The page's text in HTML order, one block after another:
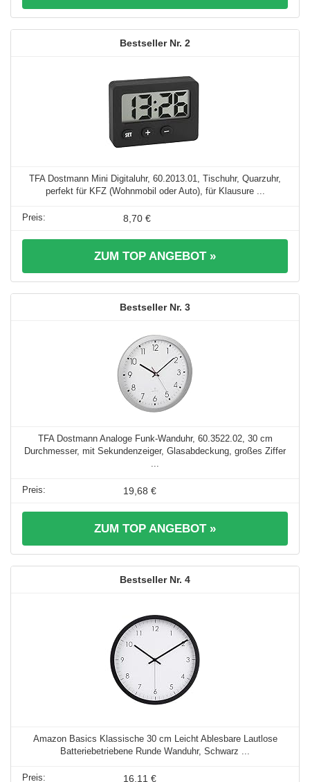
2
TFA Dostmann Mini Digitaluhr, 60.2013.01, Tischuhr, Quarzuhr,
perfekt für KFZ (Wohnmobil oder Auto), für Klausure ...
8,70 €
ZUM TOP ANGEBOT »
3
TFA Dostmann Analoge Funk-Wanduhr, 60.3522.02, 30 cm
Durchmesser, mit Sekundenzeiger, Glasabdeckung, großes Ziffer
...
19,68 €
ZUM TOP ANGEBOT »
4
Amazon Basics Klassische 30 cm Leicht Ablesbare Lautlose
Batteriebetriebene Runde Wanduhr, Schwarz ...
16,11 €